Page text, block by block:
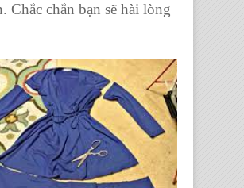
Chắc chắn bạn sẽ hài lòng